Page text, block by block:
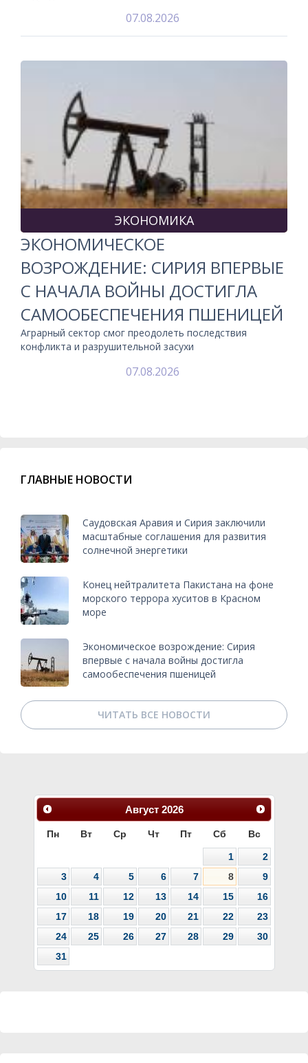
07.08.2026
ЭКОНОМИКА
ЭКОНОМИЧЕСКОЕ
ВОЗРОЖДЕНИЕ: СИРИЯ ВПЕРВЫЕ
С НАЧАЛА ВОЙНЫ ДОСТИГЛА
САМООБЕСПЕЧЕНИЯ ПШЕНИЦЕЙ
Аграрный сектор смог преодолеть последствия
конфликта и разрушительной засухи
07.08.2026
ГЛАВНЫЕ НОВОСТИ
Саудовская Аравия и Сирия заключили
масштабные соглашения для развития
солнечной энергетики
Конец нейтралитета Пакистана на фоне
морского террора хуситов в Красном
море
Экономическое возрождение: Сирия
впервые с начала войны достигла
самообеспечения пшеницей
ЧИТАТЬ ВСЕ НОВОСТИ
Август 2026
Пн Вт Ср Чт Пт Сб Вс
1
2
3
4 5 6 7 8
9
10
11 12 13 14 15
16
17
18 19 20 21 22
23
24
25 26 27 28 29
30
31